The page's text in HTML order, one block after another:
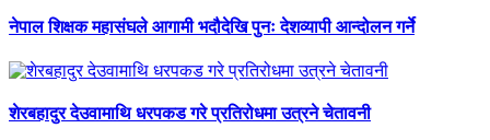
नेपाल शिक्षक महासंघले आगामी भदौदेखि पुनः देशव्यापी आन्दोलन गर्ने
शेरबहादुर देउवामाथि धरपकड गरे प्रतिरोधमा उत्रने चेतावनी